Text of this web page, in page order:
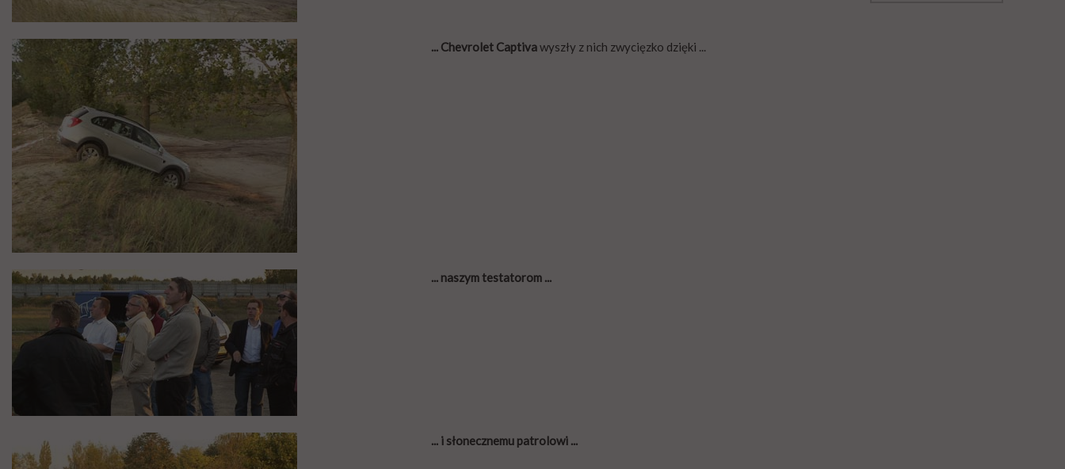
... Chevrolet Captivawyszły z nich zwycięzko dzięki ...
... naszym testatorom ...
... i słonecznemu patrolowi ...